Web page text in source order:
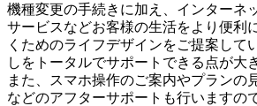
機種変更の手続きに加え、インターネ
サービスなどお客様の生活をより便利
くためのライフデザインをご提案して
しをトータルでサポートできる点が大
また、スマホ操作のご案内やプランの
などのアフターサポートも行いますの